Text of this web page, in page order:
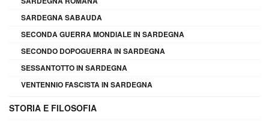
SARDEGNA SABAUDA
SECONDA GUERRA MONDIALE IN SARDEGNA
SECONDO DOPOGUERRA IN SARDEGNA
SESSANTOTTO IN SARDEGNA
VENTENNIO FASCISTA IN SARDEGNA
STORIA E FILOSOFIA